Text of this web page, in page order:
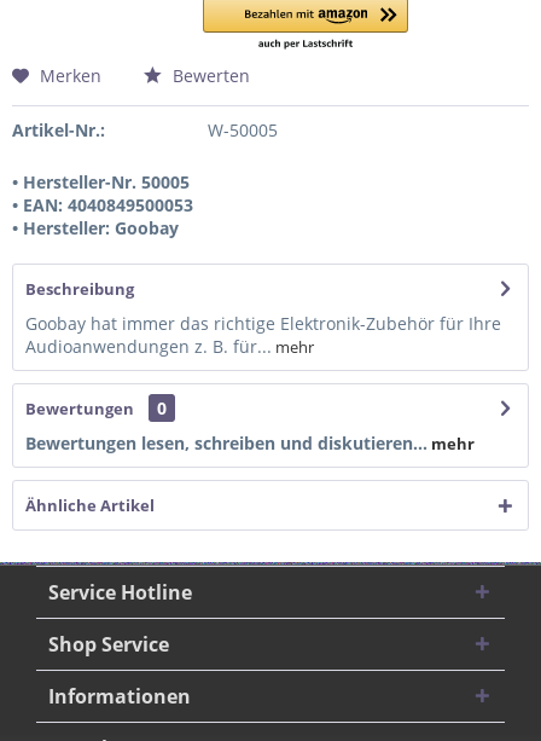
Merken Bewerten
Artikel-Nr.: W-50005
• Hersteller-Nr. 50005
• EAN: 4040849500053
• Hersteller: Goobay
Beschreibung
Goobay hat immer das richtige Elektronik-Zubehör für Ihre
Audioanwendungen z. B. für... mehr
Bewertungen
0
Bewertungen lesen, schreiben und diskutieren... mehr
Ähnliche Artikel
Service Hotline
Shop Service
Informationen